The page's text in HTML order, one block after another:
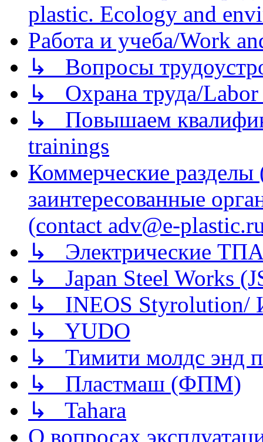
plastic. Ecology and
Работа и учеба/Work
↳ Вопросы
↳ Охрана труда/Labor
↳ Повышаем
trainings
Коммерческие
заинтересованные
(contact adv@e-
↳ Электрические
↳ Japan Steel Works
↳ INEOS
↳ YUDO
↳ Тимити молдс энд
↳ Пластмаш (ФПМ)
↳ Tahara
О вопросах